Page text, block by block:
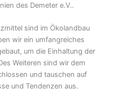
des Demeter e.V..
sind im Ökolandbau
wir ein umfangreiches
um die Einhaltung der
Weiteren sind wir dem
und tauschen auf
und Tendenzen aus.